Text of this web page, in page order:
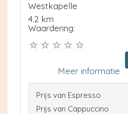
Westkapelle
4.2 km
Waardering:
Meer informatie
Prijs van Espresso
Prijs van Cappuccino